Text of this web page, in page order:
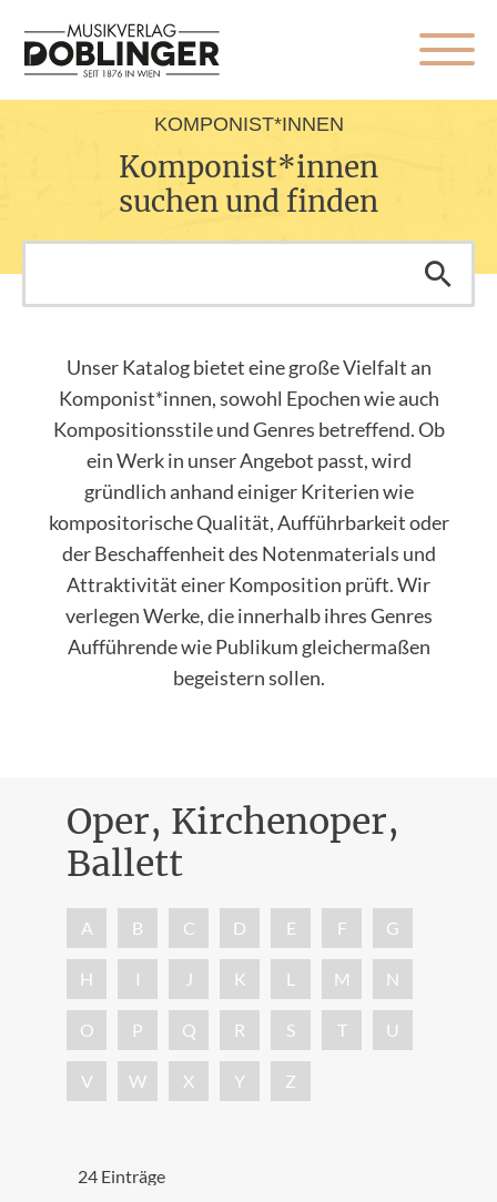
KOMPONIST*INNEN
Komponist*innen
suchen und finden
Unser Katalog bietet eine große Vielfalt an
Komponist*innen, sowohl Epochen wie auch
Kompositionsstile und Genres betreffend. Ob
ein Werk in unser Angebot passt, wird
gründlich anhand einiger Kriterien wie
kompositorische Qualität, Aufführbarkeit oder
der Beschaffenheit des Notenmaterials und
Attraktivität einer Komposition prüft. Wir
verlegen Werke, die innerhalb ihres Genres
Aufführende wie Publikum gleichermaßen
begeistern sollen.
Oper, Kirchenoper,
Ballett
A B C D E F G
H I J K L M N
O P Q R S T U
V W X Y Z
24 Einträge